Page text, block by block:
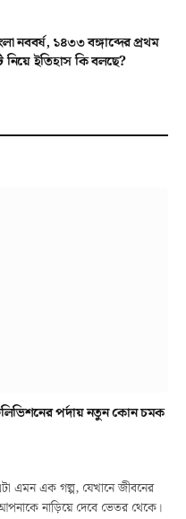
নববর্ষ, ১৪৩৩ বঙ্গাব্দের প্রথম
নিয়ে ইতিহাস কি বলছে?
পর্দায় নতুন কোন চমক
এমন এক গল্প, যেখানে জীবনের
নাড়িয়ে দেবে ভেতর থেকে।